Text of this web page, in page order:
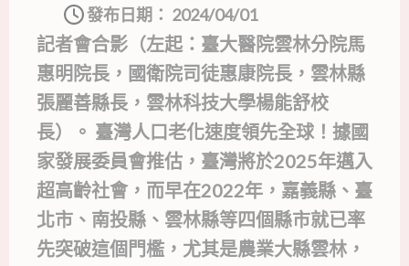
發布日期： 2024/04/01
記者會合影（左起：臺大醫院雲林分院馬
惠明院長，國衛院司徒惠康院長，雲林縣
張麗善縣長，雲林科技大學楊能舒校
長）。 臺灣人口老化速度領先全球！據國
家發展委員會推估，臺灣將於2025年邁入
超高齡社會，而早在2022年，嘉義縣、臺
北市、南投縣、雲林縣等四個縣市就已率
先突破這個門檻，尤其是農業大縣雲林，